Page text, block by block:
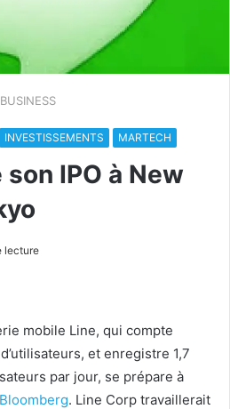
BUSINESS
INVESTISSEMENTS MARTECH
IPO à New
lecture
mobile Line, qui compte
et enregistre 1,7
par jour, se prépare à
Bloomberg. Line Corp travaillerait